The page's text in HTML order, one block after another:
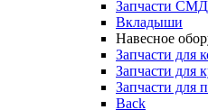
Запчасти
Вкладыши
Навесное
Запчасти для
Запчасти для
Запчасти для
Back